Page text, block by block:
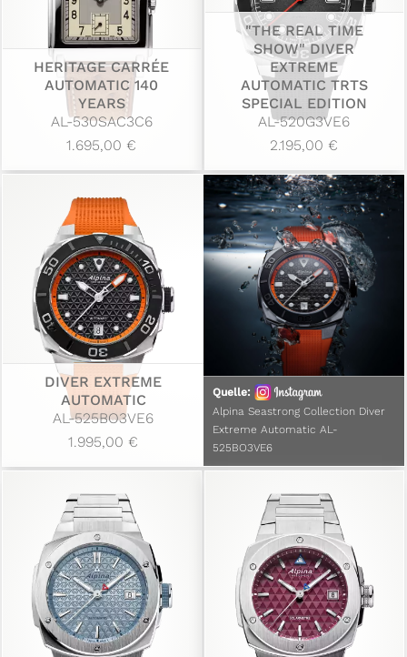
HERITAGE CARRÉE
AUTOMATIC 140
YEARS
AL-530SAC3C6
1.695,00 €
"THE REAL TIME
SHOW" DIVER
EXTREME
AUTOMATIC TRTS
SPECIAL EDITION
AL-520G3VE6
2.195,00 €
DIVER EXTREME
AUTOMATIC
AL-525BO3VE6
1.995,00 €
Quelle:
Alpina Seastrong Collection Diver
Extreme Automatic AL-
525BO3VE6